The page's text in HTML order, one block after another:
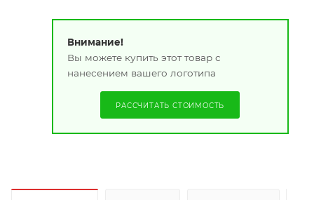
Внимание!
Вы можете купить этот товар с
нанесением вашего логотипа
РАССЧИТАТЬ СТОИМОСТЬ